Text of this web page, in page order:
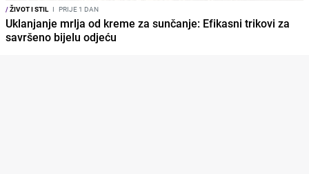
/ŽIVOT I STIL I PRIJE 1 DAN
Uklanjanje mrlja od kreme za sunčanje: Efikasni trikovi za
savršeno bijelu odjeću